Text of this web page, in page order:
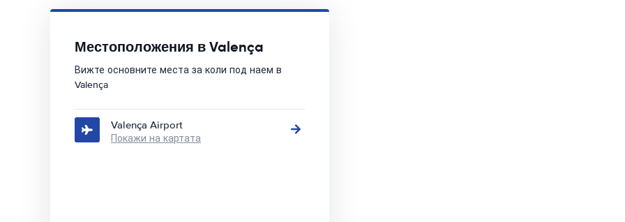
Местоположения в Valença
Вижте основните места за коли под наем в
Valença
Valença Airport
Покажи на картата